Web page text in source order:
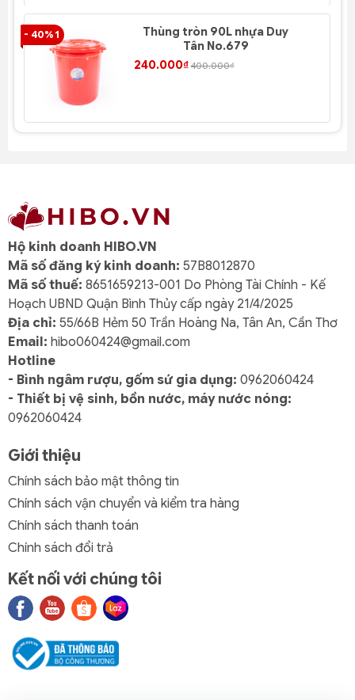
- 40% 1
Thùng tròn 90L nhựa Duy
Tân No.679
240.000₫ 400.000₫
Hộ kinh doanh HIBO.VN
Mã số đăng ký kinh doanh: 57B8012870
Mã số thuế: 8651659213-001 Do Phòng Tài Chính - Kế
Hoạch UBND Quận Bình Thủy cấp ngày 21/4/2025
Địa chỉ: 55/66B Hẻm 50 Trần Hoàng Na, Tân An, Cần Thơ
Email: hibo060424@gmail.com
Hotline
- Bình ngâm rượu, gốm sứ gia dụng: 0962060424
- Thiết bị vệ sinh, bồn nước, máy nước nóng:
0962060424
Giới thiệu
Chính sách bảo mật thông tin
Chính sách vận chuyển và kiểm tra hàng
Chính sách thanh toán
Chính sách đổi trả
Kết nối với chúng tôi